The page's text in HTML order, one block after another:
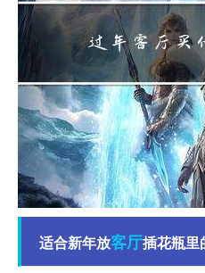
适合新年放客厅插花瓶里